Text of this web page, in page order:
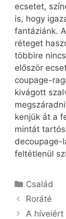
ecsetet,
is, hogy
fantáziánk.
réteget
többire
először
coupage-
kivágott
kenjük át a
mintát
decoupage-
feltétlenül
Kategória
Család
Roráté
A híveiért